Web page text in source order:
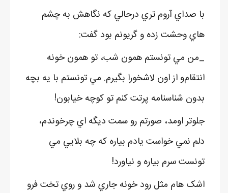
با صداي آروم تري درحالي که نگاهش به چشم
هاي وحشت زده و گريونم بود گفت:
_من مي تونستم همون شب، تو همون خونه
انتقام‌و از اون لاشخورا بگيرم. مي تونستم با يه بچه
بدون شناسنامه پرتت کنم تو کوچه خيابون!
جلوتر اومد، صورتم رو سمت ديگه اي چرخوندم،
دلم نمي خواست يادم بياره که چه بلايي مي
تونست سرم بياره و نياورد!
اشک هام مثل رود خونه جاري شد و روي تخت فرو